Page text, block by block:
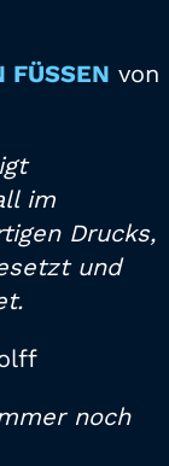
FÜSSEN von
im
Drucks,
und
noch